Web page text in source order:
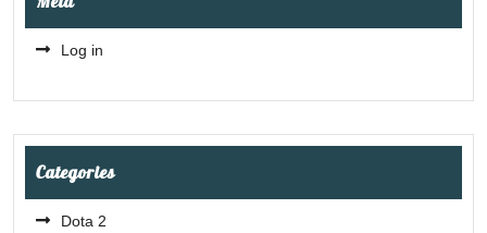
Log in
Categories
Dota 2